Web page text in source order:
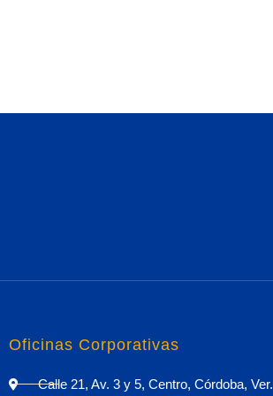
Oficinas Corporativas
Calle 21, Av. 3 y 5, Centro, Córdoba, Ver.